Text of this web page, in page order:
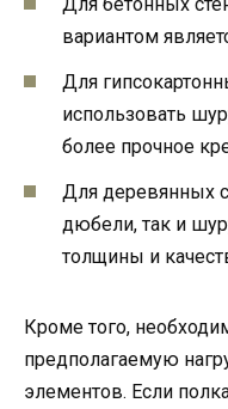
вариантом
Для
использовать
более прочное
Для деревянных
дюбели, так и
толщины и
Кроме того,
предполагаемую
элементов. Если